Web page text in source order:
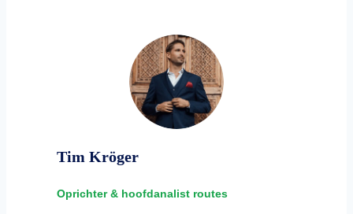
Tim Kröger
Oprichter & hoofdanalist routes